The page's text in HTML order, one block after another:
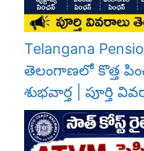
Telangana
తెలంగాణలో కొత్త
శుభవార్త | పూర్తి